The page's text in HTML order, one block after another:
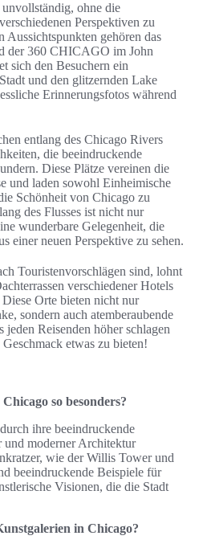
ohne die
Perspektiven zu
Aussichtspunkten gehören das
der 360 CHICAGO im John
sich den Besuchern ein
und den glitzernden Lake
Erinnerungsfotos während
entlang des Chicago Rivers
die beeindruckende
Diese Plätze vereinen die
und laden sowohl Einheimische
Schönheit von Chicago zu
des Flusses ist nicht nur
wunderbare Gelegenheit, die
einer neuen Perspektive zu sehen.
Touristenvorschlägen sind, lohnt
verschiedener Hotels
Orte bieten nicht nur
sondern auch atemberaubende
Reisenden höher schlagen
etwas zu bieten!
so besonders?
ihre beeindruckende
und moderner Architektur
wie der Willis Tower und
beeindruckende Beispiele für
Visionen, die die Stadt
in Chicago?